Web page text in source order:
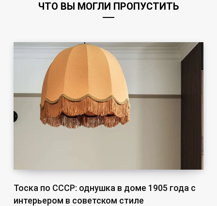
ЧТО ВЫ МОГЛИ ПРОПУСТИТЬ
Тоска по СССР: однушка в доме 1905 года с
интерьером в советском стиле